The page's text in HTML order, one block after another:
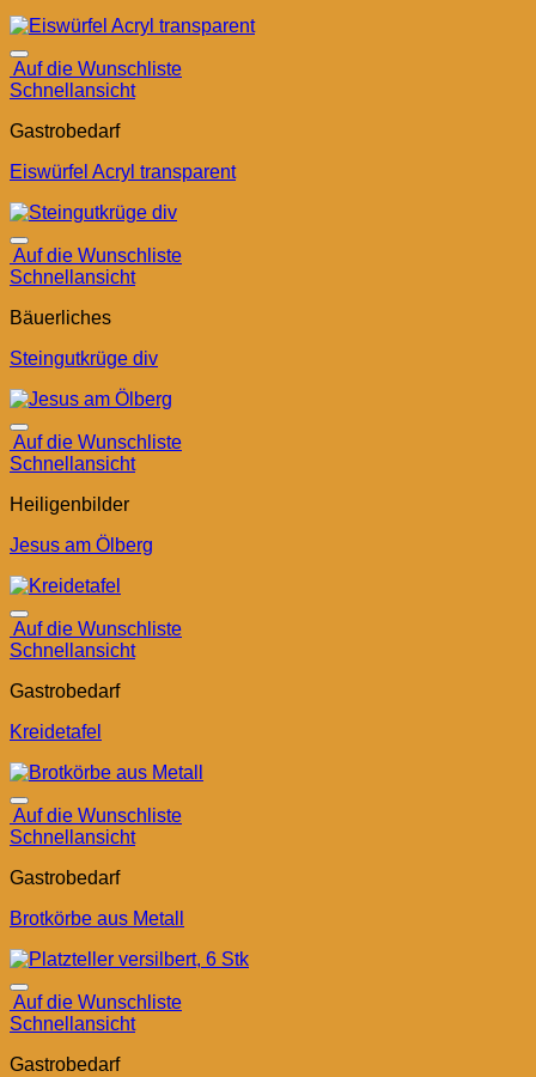
Auf die Wunschliste
Schnellansicht
Gastrobedarf
Eiswürfel Acryl transparent
Auf die Wunschliste
Schnellansicht
Bäuerliches
Steingutkrüge div
Auf die Wunschliste
Schnellansicht
Heiligenbilder
Jesus am Ölberg
Auf die Wunschliste
Schnellansicht
Gastrobedarf
Kreidetafel
Auf die Wunschliste
Schnellansicht
Gastrobedarf
Brotkörbe aus Metall
Auf die Wunschliste
Schnellansicht
Gastrobedarf